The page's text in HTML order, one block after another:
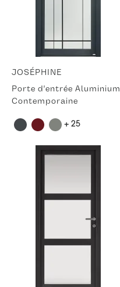
JOSÉPHINE
Porte d'entrée Aluminium
Contemporaine
+ 25